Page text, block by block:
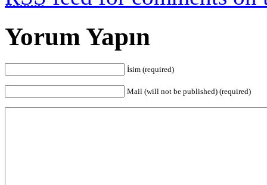
Yorum Yapın
İsim (required)
Mail (will not be published) (required)